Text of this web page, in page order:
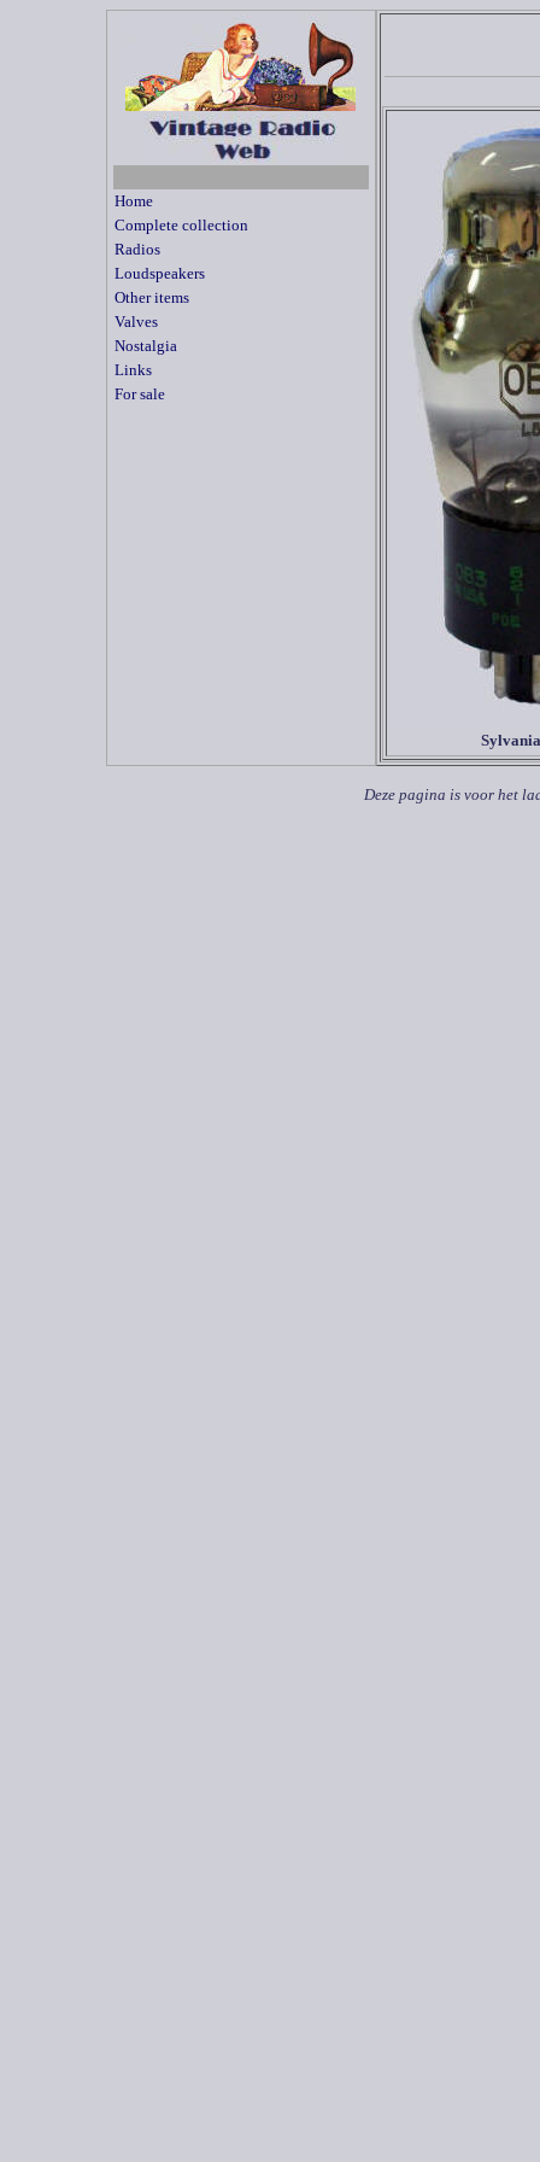
Home
Complete collection
Radios
Loudspeakers
Other items
Valves
Nostalgia
Links
For sale
Deze pagina is voor het